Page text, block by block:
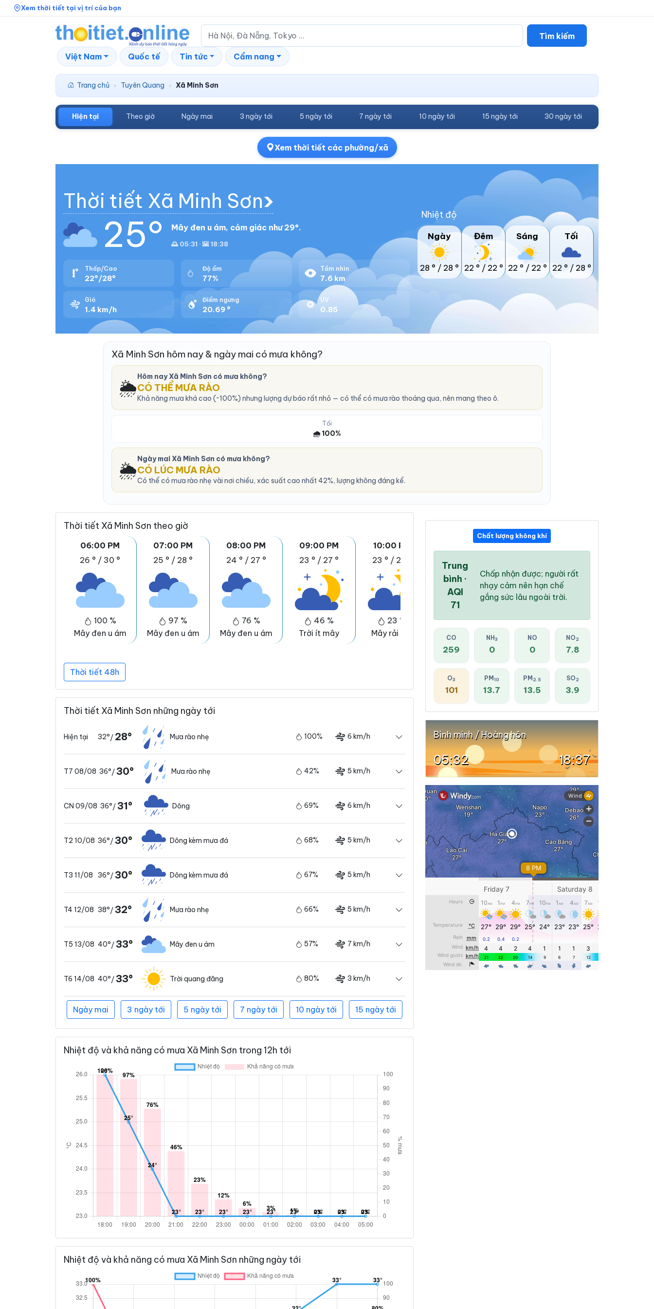
Xem thời tiết tại vị trí của bạn
Tìm kiếm
Việt Nam Quốc tế Tin tức Cẩm nang
Trang chủ › Tuyên Quang › Xã Minh Sơn
Hiện tại Theo giờ Ngày mai 3 ngày tới 5 ngày tới 7 ngày tới 10 ngày tới 15 ngày tới 30 ngày tới
Xem thời tiết các phường/xã
Thời tiết Xã Minh Sơn
25° Mây đen u ám, cảm giác như 29°.
🌅 05:31 · 🌇 18:38
Thấp/Cao
22°/28°
Độ ẩm
77%
Tầm nhìn
7.6 km
Gió
1.4 km/h
Điểm ngưng
20.69 °
UV
0.85
Nhiệt độ
Ngày
28 ° / 28 °
Đêm
22 ° / 22 °
Sáng
22 ° / 22 °
Tối
22 ° / 28 °
Xã Minh Sơn hôm nay & ngày mai có mưa không?
🌦️
Hôm nay Xã Minh Sơn có mưa không?
CÓ THỂ MƯA RÀO
Khả năng mưa khá cao (~100%) nhưng lượng dự báo rất nhỏ — có thể có mưa rào thoáng qua, nên mang theo ô.
Tối
🌧️ 100%
🌦️
Ngày mai Xã Minh Sơn có mưa không?
CÓ LÚC MƯA RÀO
Có thể có mưa rào nhẹ vài nơi chiều, xác suất cao nhất 42%, lượng không đáng kể.
Thời tiết Xã Minh Sơn theo giờ
06:00 PM
26 ° / 30 °
100 %
Mây đen u ám
07:00 PM
25 ° / 28 °
97 %
Mây đen u ám
08:00 PM
24 ° / 27 °
76 %
Mây đen u ám
09:00 PM
23 ° / 27 °
46 %
Trời ít mây
10:00 PM
23 ° / 26 °
23 %
Mây rải rác
11:00 PM
23 °
12 %
Mây đen u ám
12:00 AM
6 %
Mây đen u ám
Thời tiết 48h
Thời tiết Xã Minh Sơn những ngày tới
Hiện tại 32°/ 28° Mưa rào nhẹ 100% 6 km/h
T7 08/08 36°/30° Mưa rào nhẹ 42% 5 km/h
CN 09/08 36°/31° Dông 69% 6 km/h
T2 10/08 36°/30° Dông kèm mưa đá 68% 5 km/h
T3 11/08 36°/30° Dông kèm mưa đá 67% 5 km/h
T4 12/08 38°/32° Mưa rào nhẹ 66% 5 km/h
T5 13/08 40°/33° Mây đen u ám 57% 7 km/h
T6 14/08 40°/33° Trời quang đãng 80% 3 km/h
Ngày mai 3 ngày tới 5 ngày tới 7 ngày tới 10 ngày tới 15 ngày tới
Nhiệt độ và khả năng có mưa Xã Minh Sơn trong 12h tới
Nhiệt độ và khả năng có mưa Xã Minh Sơn những ngày tới
Chất lượng không khí
Trung
bình ·
AQI
71
Chấp nhận được; người rất
nhạy cảm nên hạn chế
gắng sức lâu ngoài trời.
CO
259
NH 3
0
NO
0
NO2
7.8
O3
101
PM 10
13.7
PM 2.5
13.5
SO2
3.9
Bình minh / Hoàng hôn
05:32 18:37